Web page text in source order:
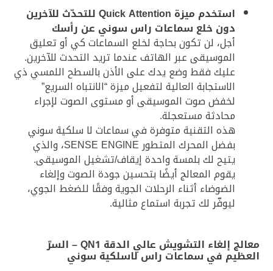
استخدم ميزة Quick Attention للتحدّث للآخرين
دون خلع سماعات راس سوني عن رأسك
أجل، لن تكون بحاجة لخلع السماعات كي أو تعليق
الموسيقى عبر الهاتف عندما تريد التحدث للآخرين.
عليك فقط وضع يدك على الأذن بالسطح اللمسي ذي
الاستجابة العالية لتفعيل ميزة “الانتباه السريع”
لخفض صوت الموسيقى أو مستوى الصوت لإجراء
محادثة مستعجلة.
هذه التقنية متوفرة في سماعات لا سلكية سوني
بفضل المحرك المتطور SENSE ENGINE، والذي
يتيح لك بلمسة واحدة إيقاف/تشغيل الموسيقى.
يقوم المعالج أيضًا بتحسين جودة الصوت وإلغاء
الضوضاء أثناء الرحلات الجوية وفقًا للضغط الجوي،
ليوفّر لك تجربة استماع مثالية.
معالج إلغاء التشويش عالي الدقة QN1 – السرّ
العظيم في سماعات راس لاسلكية سوني